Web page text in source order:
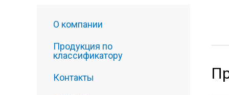
О компании
Продукция по
классификатору
Контакты